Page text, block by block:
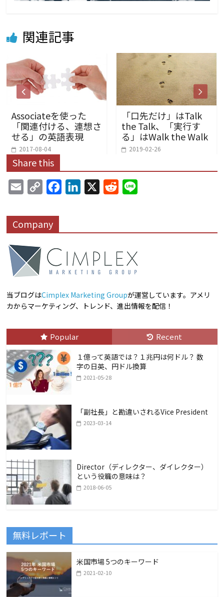
関連記事
Associateを使った
「関連付ける、連想さ
せる」の英語表現
2017-08-04
「口先だけ」はTalk
the Talk、「実行す
る」はWalk the Walk
2019-02-26
Share this
a
i
l
p
y
k
e
b
o
o
k
k
d
I
n
d
t
e
Company
当ブログはCimplex Marketing Groupが運営しています。アメリ
カからマーケティング、トレンド、進出情報を配信！
Popular Recent
１億って英語では？１兆円は何ドル？ 数
字の日英、円ドル換算
2021-05-28
「副社長」と勘違いされるVice President
2023-03-14
Director（ディレクター、ダイレクター）
という役職の意味は？
2018-06-05
無料レポート
米国市場 5つのキーワード
2021-02-10